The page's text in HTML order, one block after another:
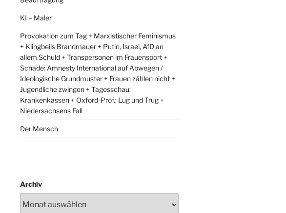
KI – Maler
Provokation zum Tag + Marxistischer Feminismus
+ Klingbeils Brandmauer + Putin, Israel, AfD an
allem Schuld + Transpersonen im Frauensport +
Schade: Amnesty International auf Abwegen /
Ideologische Grundmuster + Frauen zählen nicht +
Jugendliche zwingen + Tagesschau:
Krankenkassen + Oxford-Prof.: Lug und Trug +
Niedersachsens Fall
Der Mensch
Archiv